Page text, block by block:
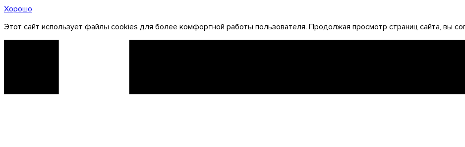
Хорошо
Этот сайт использует файлы cookies для более комфортной работы пользователя. Продолжая просмотр страниц сайта, вы